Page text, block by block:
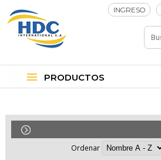
INGRESO
PRODUCTOS
Ordenar